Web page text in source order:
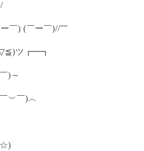
￣) (￣ー￣)//””
ツ┏━┓
)～
︶￣)︿